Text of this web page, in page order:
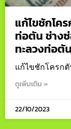
แก้ไขชักโค
ท่อตัน ช่าง
ทะลวงท่อตั
แก้ไขชักโครกตั
ดูเพิ่มเติม »
22/10/2023